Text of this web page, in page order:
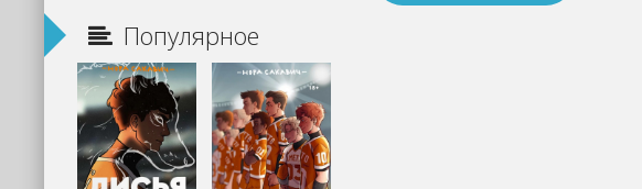
Популярное